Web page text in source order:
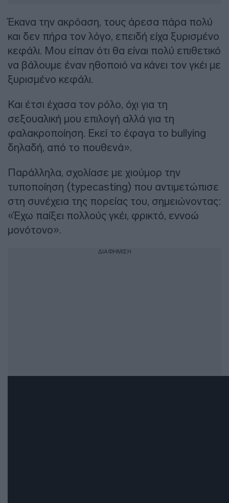
Έκανα την ακρόαση, τους άρεσα πάρα πολύ
και δεν πήρα τον λόγο, επειδή είχα ξυρισμένο
κεφάλι. Μου είπαν ότι θα είναι πολύ επιθετικό
να βάλουμε έναν ηθοποιό να κάνει τον γκέι με
ξυρισμένο κεφάλι.
Και έτσι έχασα τον ρόλο, όχι για τη
σεξουαλική μου επιλογή αλλά για τη
φαλακροποίηση. Εκεί το έφαγα το bullying
δηλαδή, από το πουθενά».
Παράλληλα, σχολίασε με χιούμορ την
τυποποίηση (typecasting) που αντιμετώπισε
στη συνέχεια της πορείας του, σημειώνοντας:
«Έχω παίξει πολλούς γκέι, φρικτό, εννοώ
μονότονο».
ΔΙΑΦΗΜΙΣΗ